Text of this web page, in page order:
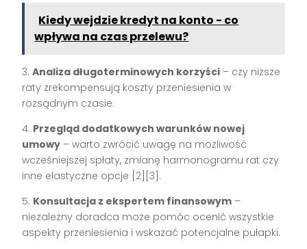
Kiedy wejdzie kredyt na konto - co
wpływa na czas przelewu?
3.Analiza długoterminowych korzyści – czy niższe
raty zrekompensują koszty przeniesienia w
rozsądnym czasie.
4. Przegląd dodatkowych warunków nowej
umowy – warto zwrócić uwagę na możliwość
wcześniejszej spłaty, zmianę harmonogramu rat czy
inne elastyczne opcje [2][3].
5. Konsultacja z ekspertem finansowym –
niezależny doradca może pomóc ocenić wszystkie
aspekty przeniesienia i wskazać potencjalne pułapki.